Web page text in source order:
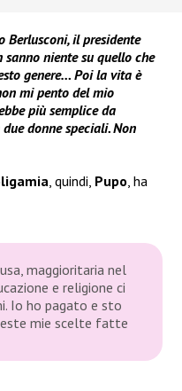
Berlusconi, il presidente
niente su quello che
genere… Poi la vita è
mi pento del mio
più semplice da
donne speciali. Non
, quindi, Pupo, ha
maggioritaria nel
e religione ci
Io ho pagato e sto
mie scelte fatte